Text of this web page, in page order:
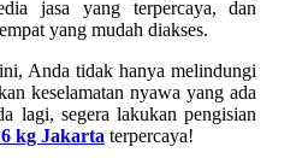
jasa yang terpercaya, dan
yang mudah diakses.
Anda tidak hanya melindungi
keselamatan nyawa yang ada
lagi, segera lakukan pengisian
kg Jakarta terpercaya!